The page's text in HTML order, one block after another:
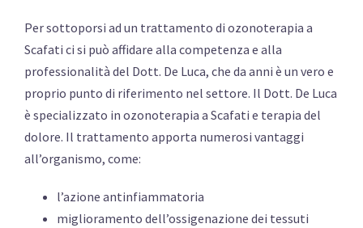
Per sottoporsi ad un trattamento di ozonoterapia a
Scafati ci si può affidare alla competenza e alla
professionalità del Dott. De Luca, che da anni è un vero e
proprio punto di riferimento nel settore. Il Dott. De Luca
è specializzato in ozonoterapia a Scafati e terapia del
dolore. Il trattamento apporta numerosi vantaggi
all’organismo, come:
l’azione antinfiammatoria
miglioramento dell’ossigenazione dei tessuti